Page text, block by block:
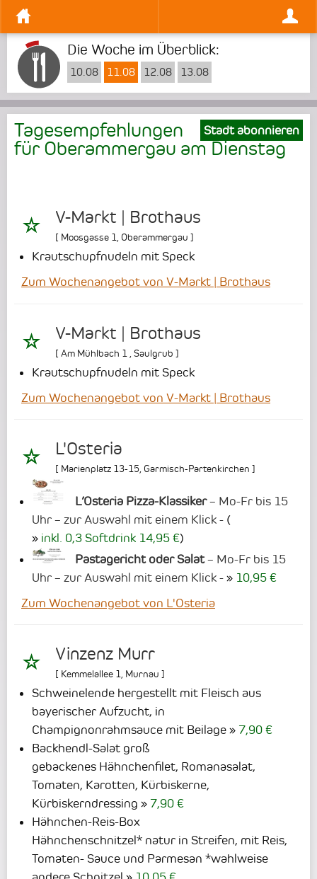
Die Woche im Überblick:
10.08 11.08 12.08 13.08
Stadt abonnieren
Tagesempfehlungen
für Oberammergau amDienstag
V-Markt | Brothaus
[ Moosgasse 1, Oberammergau ]
Krautschupfnudeln mit Speck
Zum Wochenangebot von V-Markt | Brothaus
V-Markt | Brothaus
[ Am Mühlbach 1 Saulgrub ]
Krautschupfnudeln mit Speck
Zum Wochenangebot von V-Markt | Brothaus
L'Osteria
[ Marienplatz 13-15 Garmisch-Partenkirchen ]
L’Osteria Pizza-Klassiker– Mo-Fr bis 15
Uhr – zur Auswahl mit einem Klick - (
inkl. 0,3 Softdrink 14,95 €)
Pastagericht oder Salat– Mo-Fr bis 15
Uhr – zur Auswahl mit einem Klick -
10,95 €
Zum Wochenangebot von L'Osteria
Vinzenz Murr
[ Kemmelallee 1 Murnau ]
Schweinelende hergestellt mit Fleisch aus
bayerischer Aufzucht, in
Champignonrahmsauce mit Beilage
7,90 €
Backhendl-Salat groß
gebackenes Hähnchenfilet, Romanasalat,
Tomaten, Karotten, Kürbiskerne,
Kürbiskerndressing
7,90 €
Hähnchen-Reis-Box
Hähnchenschnitzel* natur in Streifen, mit Reis,
Tomaten- Sauce und Parmesan *wahlweise